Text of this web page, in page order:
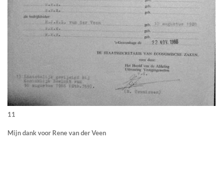
11
Mijn dank voor Rene van der Veen